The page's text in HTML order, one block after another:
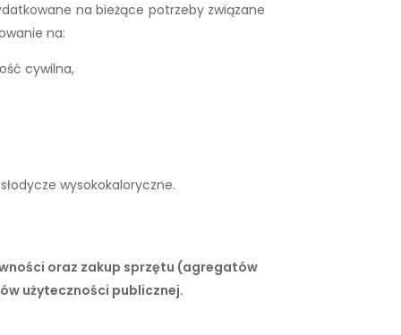
na bieżące potrzeby związane
na:
cywilna,
wysokokaloryczne.
oraz zakup sprzętu (agregatów
użyteczności publicznej.